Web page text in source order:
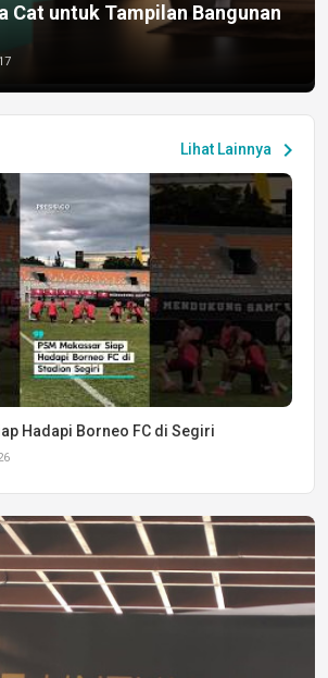
Cat untuk Tampilan Bangunan
Lihat Lainnya chevron_right
Hadapi Borneo FC di Segiri